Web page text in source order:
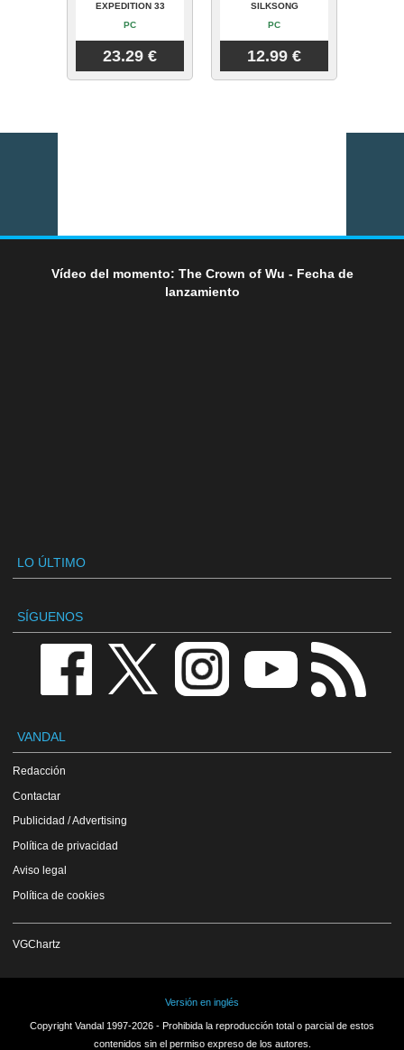
EXPEDITION 33
PC
23.29 €
SILKSONG
PC
12.99 €
Vídeo del momento: The Crown of Wu - Fecha de
lanzamiento
LO ÚLTIMO
SÍGUENOS
VANDAL
Redacción
Contactar
Publicidad / Advertising
Política de privacidad
Aviso legal
Política de cookies
VGChartz
Versión en inglés
Copyright Vandal 1997-2026 - Prohibida la reproducción total o parcial de estos
contenidos sin el permiso expreso de los autores.